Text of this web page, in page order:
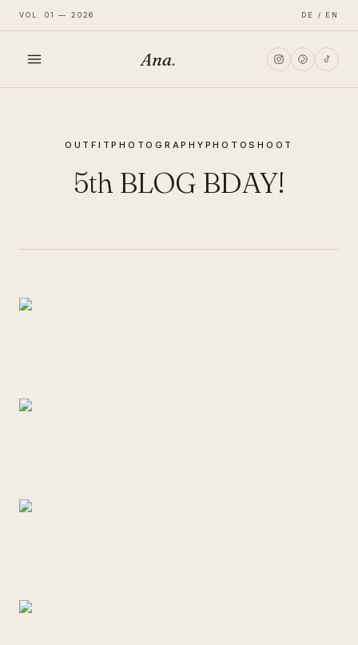
VOL. 01 — 2026 DE / EN
Ana.
OUTFITPHOTOGRAPHY PHOTOSHOOT
5th BLOG BDAY!